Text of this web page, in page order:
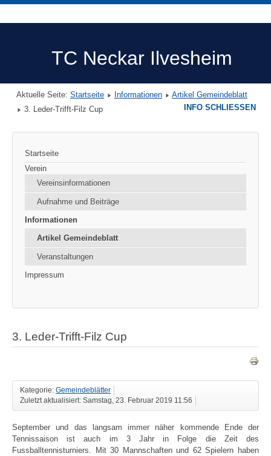
TC Neckar Ilvesheim
Aktuelle Seite: Startseite Informationen
Artikel Gemeindeblatt
3. Leder-Trifft-Filz Cup
Startseite
Verein
Vereinsinformationen
Aufnahme und Beiträge
Informationen
Artikel Gemeindeblatt
Veranstaltungen
Impressum
3. Leder-Trifft-Filz Cup
Kategorie: Gemeindeblätter
Zuletzt aktualisiert: Samstag, 23. Februar 2019 11:56
September und das langsam immer näher kommende Ende der
Tennissaison ist auch im 3 Jahr in Folge die Zeit des
Fussballtennisturniers. Mit 30 Mannschaften und 62 Spielern haben
INFO SCHLIESSEN